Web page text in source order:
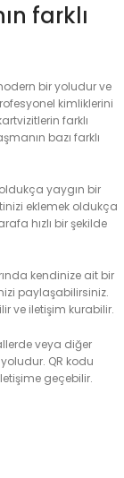
farklı
bir yoludur ve
kimliklerini
farklı
bazı farklı
yaygın bir
eklemek oldukça
hızlı bir şekilde
kendinize ait bir
paylaşabilirsiniz.
ve iletişim kurabilir.
veya diğer
QR kodu
geçebilir.